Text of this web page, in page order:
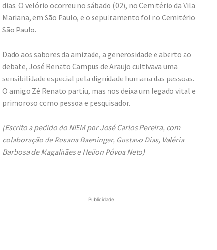
dias. O velório ocorreu no sábado (02), no Cemitério da Vila
Mariana, em São Paulo, e o sepultamento foi no Cemitério
São Paulo.
Dado aos sabores da amizade, a generosidade e aberto ao
debate, José Renato Campus de Araujo cultivava uma
sensibilidade especial pela dignidade humana das pessoas.
O amigo Zé Renato partiu, mas nos deixa um legado vital e
primoroso como pessoa e pesquisador.
(Escrito a pedido do NIEM por José Carlos Pereira, com
colaboração de Rosana Baeninger, Gustavo Dias, Valéria
Barbosa de Magalhães e Helion Póvoa Neto)
Publicidade